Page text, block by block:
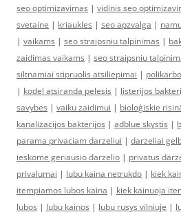
seo optimizavimas | vidinis seo
svetaine | kriaukles | seo apzvalga |
| vaikams | seo straipsniu talpinimas |
zaidimas vaikams | seo straipsniu
siltnamiai stipruolis atsiliepimai |
| kodel atsiranda pelesis | listerijos
savybes | vaiku zaidimui | bioloģiskie
kanalizacijos bakterijos | adblue skystis |
parama privaciam darzeliui | darzeliai
ieskome geriausio darzelio | privatus
privalumai | lubu kaina netrukdo | kiek
itempiamos lubos kaina | kiek kainuoja
lubos | lubu kainos | lubu rusys vilniuje |